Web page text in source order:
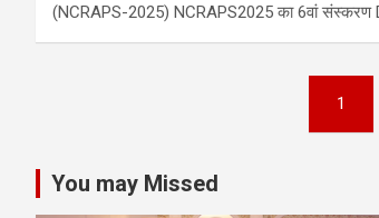
(NCRAPS-2025) NCRAPS2025 का 6वां संस्करण
1
You may Missed